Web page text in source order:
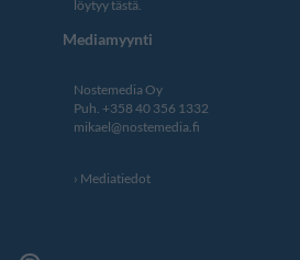
löytyy tästä
Mediamyynti
Nostemedia Oy
Puh. +358 40 356 1332
mikael@nostemedia.fi
Mediatiedot